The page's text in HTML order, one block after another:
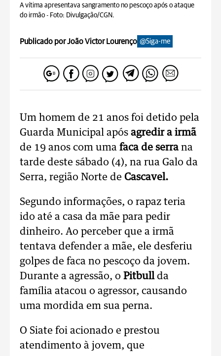
A vítima apresentava sangramento no pescoço após o ataque
do irmão - Foto: Divulgação/CGN.
Publicado por João Victor Lourenço @Siga-me
Um homem de 21 anos foi detido pela
Guarda Municipal após agredir a irmã
de 19 anos com uma faca de serrana
tarde deste sábado (4), na rua Galo da
Serra, região Norte de Cascavel.
Segundo informações, o rapaz teria
ido até a casa da mãe para pedir
dinheiro. Ao perceber que a irmã
tentava defender a mãe, ele desferiu
golpes de faca no pescoço da jovem.
Durante a agressão, o Pitbullda
família atacou o agressor, causando
uma mordida em sua perna.
O Siate foi acionado e prestou
atendimento à jovem, que